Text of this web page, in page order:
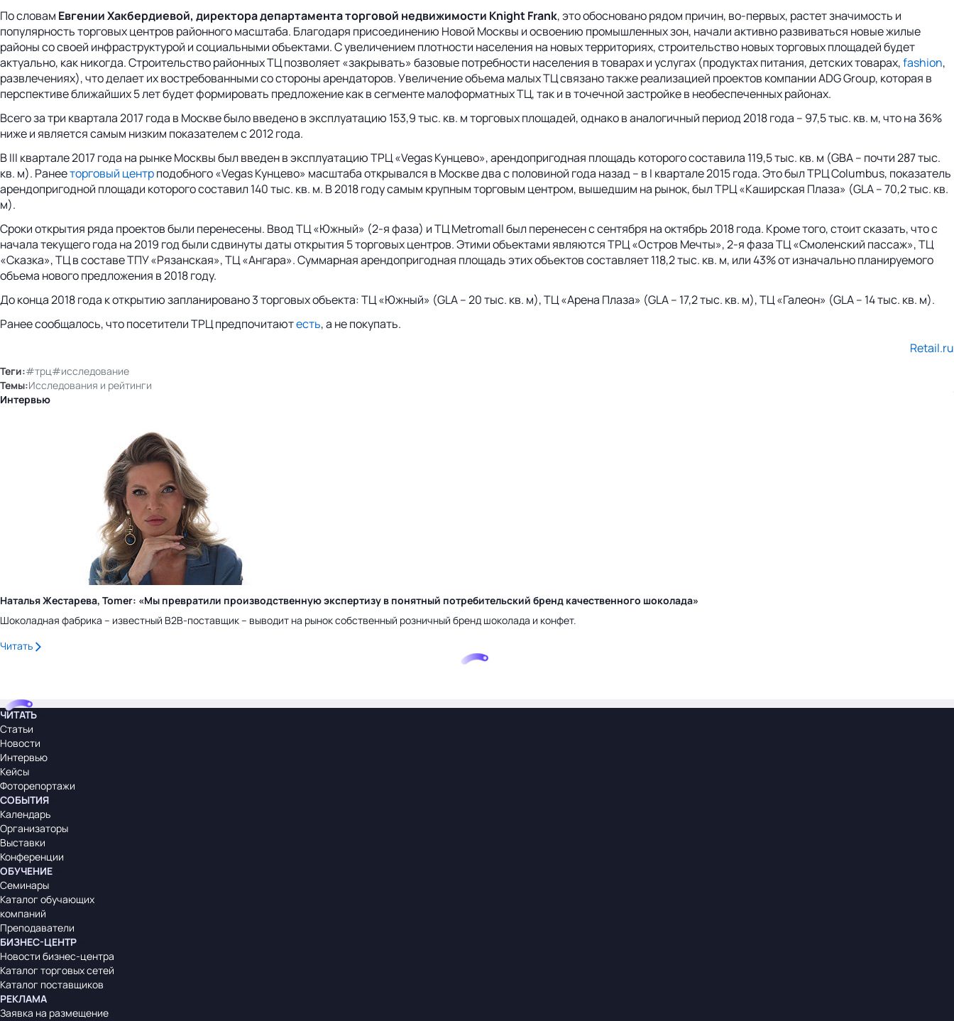
По словам Евгении Хакбердиевой, директора департамента торговой недвижимости Knight Frank, это обосновано рядом причин, во-первых, растет значимость и
популярность торговых центров районного масштаба. Благодаря присоединению Новой Москвы и освоению промышленных зон, начали активно развиваться новые жилые
районы со своей инфраструктурой и социальными объектами. С увеличением плотности населения на новых территориях, строительство новых торговых площадей будет
актуально, как никогда. Строительство районных ТЦ позволяет «закрывать» базовые потребности населения в товарах и услугах (продуктах питания, детских товарах,fashion,
развлечениях), что делает их востребованными со стороны арендаторов. Увеличение объема малых ТЦ связано также реализацией проектов компании ADG Group, которая в
перспективе ближайших 5 лет будет формировать предложение как в сегменте малоформатных ТЦ, так и в точечной застройке в необеспеченных районах.
Всего за три квартала 2017 года в Москве было введено в эксплуатацию 153,9 тыс. кв. м торговых площадей, однако в аналогичный период 2018 года – 97,5 тыс. кв. м, что на 36%
ниже и является самым низким показателем с 2012 года.
В III квартале 2017 года на рынке Москвы был введен в эксплуатацию ТРЦ «Vegas Кунцево», арендопригодная площадь которого составила 119,5 тыс. кв. м (GBA – почти 287 тыс.
кв. м). Ранееторговый центрподобного «Vegas Кунцево» масштаба открывался в Москве два с половиной года назад – в I квартале 2015 года. Это был ТРЦ Columbus, показатель
арендопригодной площади которого составил 140 тыс. кв. м. В 2018 году самым крупным торговым центром, вышедшим на рынок, был ТРЦ «Каширская Плаза» (GLA – 70,2 тыс. кв.
м).
Сроки открытия ряда проектов были перенесены. Ввод ТЦ «Южный» (2-я фаза) и ТЦ Metromall был перенесен с сентября на октябрь 2018 года. Кроме того, стоит сказать, что с
начала текущего года на 2019 год были сдвинуты даты открытия 5 торговых центров. Этими объектами являются ТРЦ «Остров Мечты», 2-я фаза ТЦ «Смоленский пассаж», ТЦ
«Сказка», ТЦ в составе ТПУ «Рязанская», ТЦ «Ангара». Суммарная арендопригодная площадь этих объектов составляет 118,2 тыс. кв. м, или 43% от изначально планируемого
объема нового предложения в 2018 году.
До конца 2018 года к открытию запланировано 3 торговых объекта: ТЦ «Южный» (GLA – 20 тыс. кв. м), ТЦ «Арена Плаза» (GLA – 17,2 тыс. кв. м), ТЦ «Галеон» (GLA – 14 тыс. кв. м).
Ранее сообщалось, что посетители ТРЦ предпочитаютесть, а не покупать.
Retail.ru
Теги:#трц#исследование
Темы:Исследования и рейтинги
Интервью
Наталья Жестарева, Tomer: «Мы превратили производственную экспертизу в понятный потребительский бренд качественного шоколада»
Шоколадная фабрика – известный B2B-поставщик – выводит на рынок собственный розничный бренд шоколада и конфет.
Читать
ЧИТАТЬ
Статьи
Новости
Интервью
Кейсы
Фоторепортажи
СОБЫТИЯ
Календарь
Организаторы
Выставки
Конференции
ОБУЧЕНИЕ
Семинары
Каталог обучающих
компаний
Преподаватели
БИЗНЕС-ЦЕНТР
Новости бизнес-центра
Каталог торговых сетей
Каталог поставщиков
РЕКЛАМА
Заявка на размещение